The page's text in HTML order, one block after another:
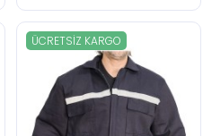
ÜCRETSIZ KARGO